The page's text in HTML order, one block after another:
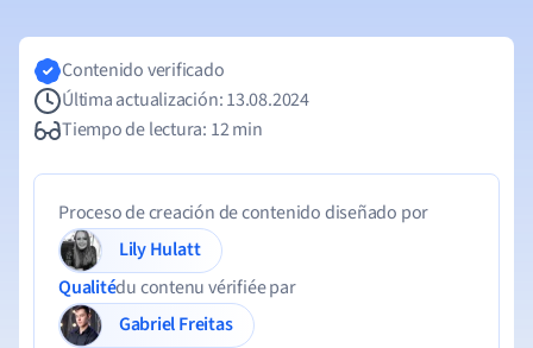
Contenido verificado
Última actualización: 13.08.2024
Tiempo de lectura: 12 min
Proceso de creación de contenido diseñado por
Lily Hulatt
Qualitédu contenu vérifiée par
Gabriel Freitas